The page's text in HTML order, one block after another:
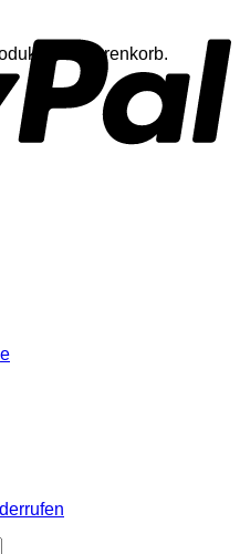
im Warenkorb.